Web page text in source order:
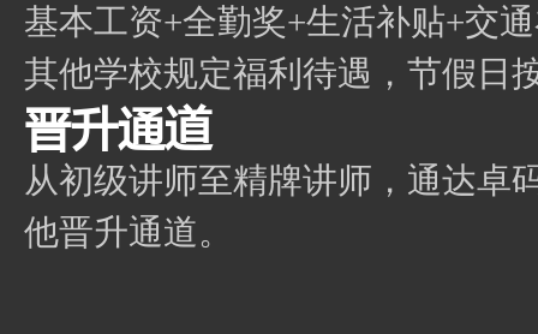
基本工资+全勤奖+生活补贴+交
其他学校规定福利待遇，节假日
晋升通道
从初级讲师至精牌讲师，通达卓
他晋升通道。